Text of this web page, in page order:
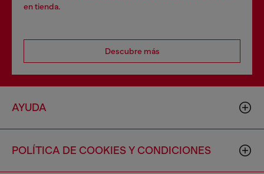
en tienda.
Descubre más
AYUDA
POLÍTICA DE COOKIES Y CONDICIONES